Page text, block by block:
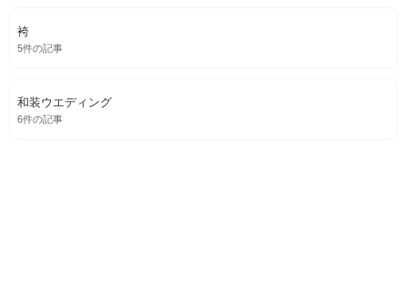
袴
5件の記事
和装ウエディング
6件の記事